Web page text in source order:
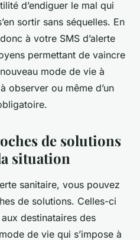
d’endiguer le mal qui
sortir sans séquelles. En
à votre SMS d’alerte
permettant de vaincre
mode de vie à
observer ou même d’un
de solutions
situation
sanitaire, vous pouvez
de solutions. Celles-ci
destinataires des
de vie qui s’impose à